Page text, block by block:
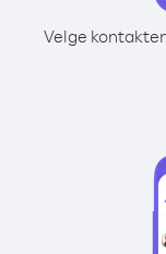
Velge